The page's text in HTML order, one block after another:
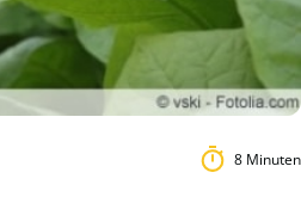
8 Minuten